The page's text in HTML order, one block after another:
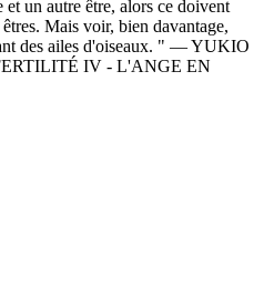
un autre être, alors ce doivent
Mais voir, bien davantage,
des ailes d'oiseaux. " — YUKIO
IV - L'ANGE EN